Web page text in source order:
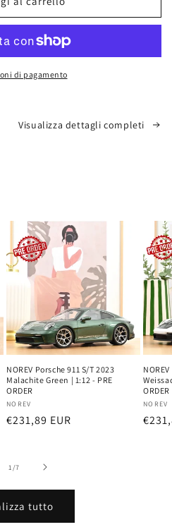
di pagamento
Visualizza dettagli completi
NOREV Porsche 911 S/T 2023
Malachite Green | 1:12 - PRE
ORDER
Produttore:
NOREV
Prezzo
€231,89 EUR
ORDER
NOREV
1 /su
7
tutto